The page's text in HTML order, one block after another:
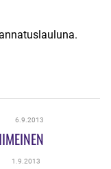
.
6.9.2013
1.9.2013